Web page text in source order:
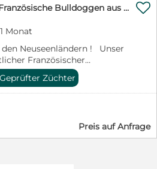
Sportliche und Gesunde Französische Bulldoggen aus seriöser Familienzucht.
Monat
Neuseenländern ! Unser
Französischer
sie entwickeln sich
nun unsere Termine zum
Wir bemühen uns eine
Zucht
sind, dass ein seriöser
kann und nichts zu
Bulldogs.de Beste Grüße

Geprüfter Züchter
Preis auf Anfrage